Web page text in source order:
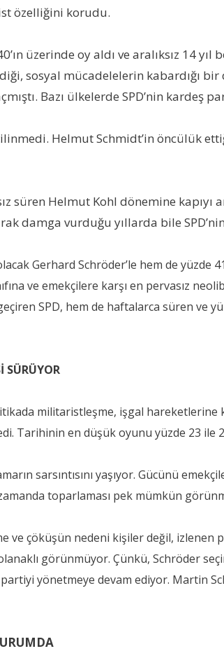
özelliğini korudu.
üzerinde oy aldı ve aralıksız 14
sosyal mücadelelerin kabardığı bir
Bazı ülkelerde SPD’nin kardeş
Helmut Schmidt’in öncülük
süren Helmut Kohl dönemine kapıyı
damga vurduğu yıllarda bile
Gerhard Schröder’le hem de
ve emekçilere karşı en pervasız
SPD, hem de haftalarca süren ve
SÜRÜYOR
militaristleşme, işgal
Tarihinin en düşük oyunu yüzde 23 ile
sarsıntısını yaşıyor. Gücünü
toparlaması pek mümkün
ve çöküşün nedeni kişiler değil,
görünmüyor. Çünkü, Schröder
yönetmeye devam ediyor. Martin